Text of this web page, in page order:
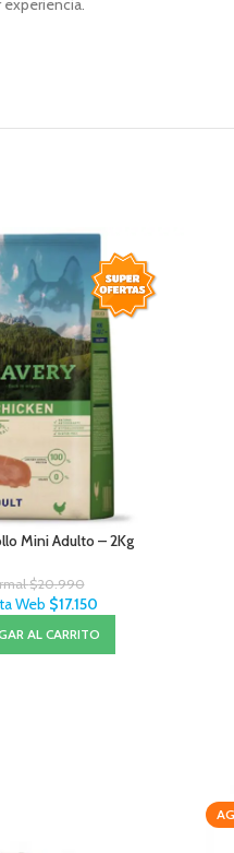
Mini Adulto – 2Kg
$20.990
Web $17.150
AL CARRITO